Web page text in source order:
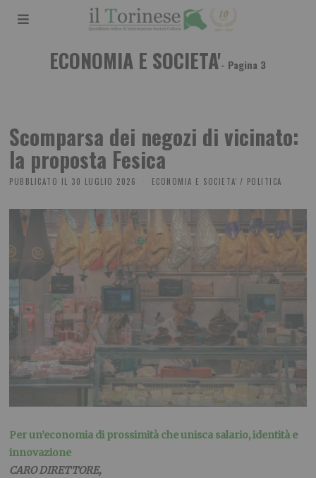
ECONOMIA E SOCIETA'- Pagina 3
Scomparsa dei negozi di vicinato:
la proposta Fesica
PUBBLICATO IL 30 LUGLIO 2026 ECONOMIA E SOCIETA' / POLITICA
Per un’economia di prossimità che unisca salario, identità e
innovazione
CARO DIRETTORE,